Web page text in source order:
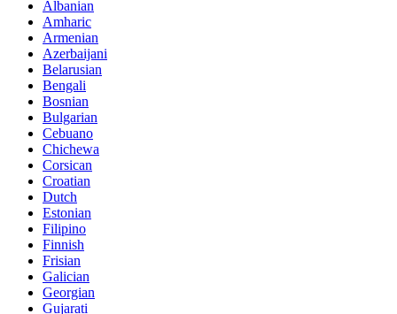
Albanian
Amharic
Armenian
Azerbaijani
Belarusian
Bengali
Bosnian
Bulgarian
Cebuano
Chichewa
Corsican
Croatian
Dutch
Estonian
Filipino
Finnish
Frisian
Galician
Georgian
Gujarati